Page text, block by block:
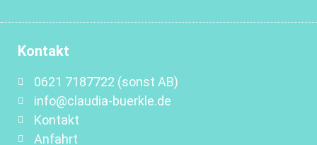
Kontakt
0621 7187722 (sonst AB)
info@claudia-buerkle.de
Kontakt
Anfahrt